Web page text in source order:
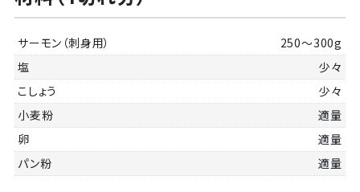
サーモン（刺身用）
250～300g
塩
少々
こしょう
少々
小麦粉
適量
卵
適量
パン粉
適量